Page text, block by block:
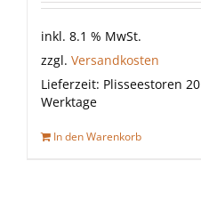
inkl. 8.1 % MwSt.
zzgl. Versandkosten
Lieferzeit: Plisseestoren
Werktage
In den Warenkorb